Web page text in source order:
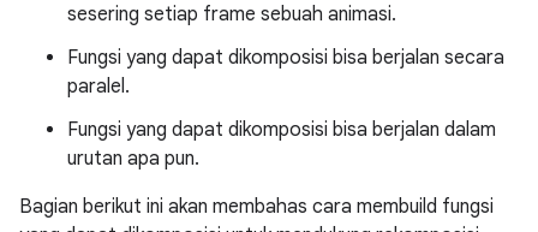
sesering setiap frame sebuah animasi.
Fungsi yang dapat dikomposisi bisa berjalan secara
paralel.
Fungsi yang dapat dikomposisi bisa berjalan dalam
urutan apa pun.
Bagian berikut ini akan membahas cara membuild fungsi